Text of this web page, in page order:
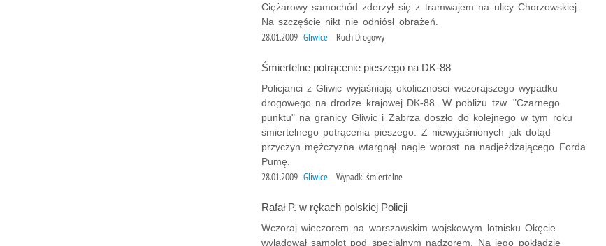
Ciężarowy samochód zderzył się z tramwajem na ulicy Chorzowskiej.
Na szczęście nikt nie odniósł obrażeń.
28.01.2009 Gliwice Ruch Drogowy
Śmiertelne potrącenie pieszego na DK-88
Policjanci z Gliwic wyjaśniają okoliczności wczorajszego wypadku
drogowego na drodze krajowej DK-88. W pobliżu tzw. "Czarnego
punktu" na granicy Gliwic i Zabrza doszło do kolejnego w tym roku
śmiertelnego potrącenia pieszego. Z niewyjaśnionych jak dotąd
przyczyn mężczyzna wtargnął nagle wprost na nadjeżdżającego Forda
Pumę.
28.01.2009 Gliwice Wypadki śmiertelne
Rafał P. w rękach polskiej Policji
Wczoraj wieczorem na warszawskim wojskowym lotnisku Okęcie
wylądował samolot pod specjalnym nadzorem. Na jego pokładzie